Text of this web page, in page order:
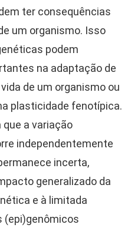
ter consequências
um organismo. Isso
podem
na adaptação de
de um organismo ou
plasticidade fenotípica.
a variação
independentemente
incerta,
generalizado da
e à limitada
(epi)genômicos